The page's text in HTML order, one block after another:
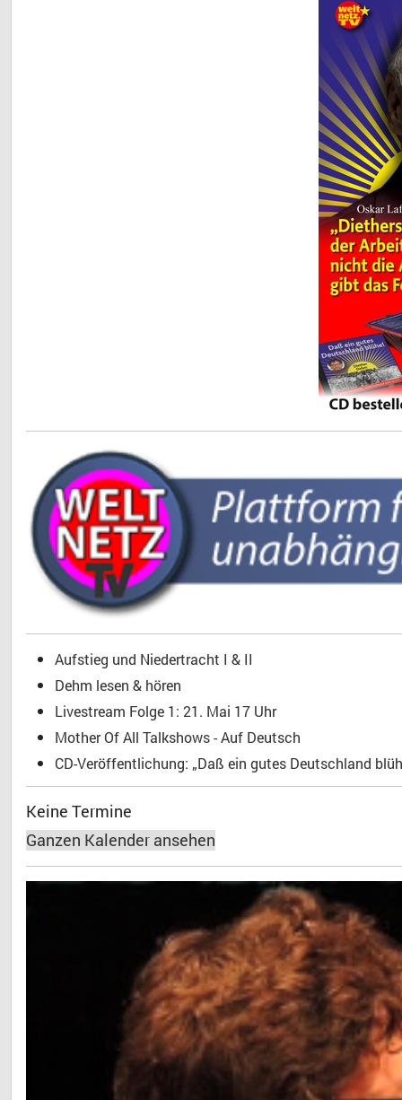
Aufstieg und Niedertracht I & II
Dehm lesen & hören
Livestream Folge 1: 21. Mai 17 Uhr
Mother Of All Talkshows - Auf Deutsch
CD-Veröffentlichung: „Daß ein gutes Deutschland
Keine Termine
Ganzen Kalender ansehen